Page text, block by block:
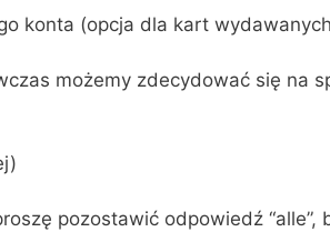
konta (opcja dla kart
możemy zdecydować się na
pozostawić odpowiedź “alle”,